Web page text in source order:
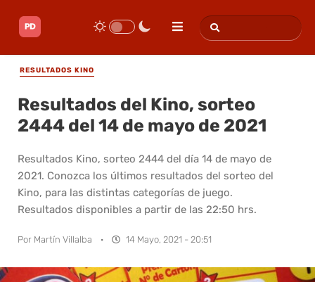
RESULTADOS KINO
Resultados del Kino, sorteo
2444 del 14 de mayo de 2021
Resultados Kino, sorteo 2444 del día 14 de mayo de
2021. Conozca los últimos resultados del sorteo del
Kino, para las distintas categorías de juego.
Resultados disponibles a partir de las 22:50 hrs.
Por Martín Villalba · 14 Mayo, 2021 - 20:51